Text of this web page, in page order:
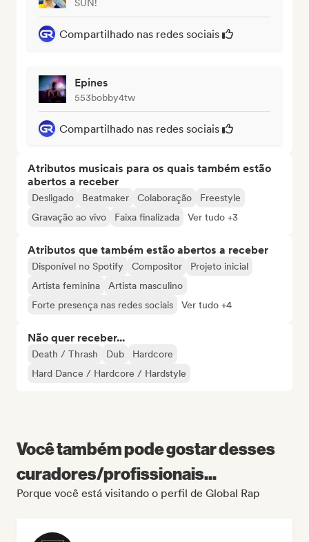
SUN!
Compartilhado nas redes sociais
Epines
553bobby4tw
Compartilhado nas redes sociais
Atributos musicais para os quais também estão
abertos a receber
Desligado Beatmaker Colaboração
Freestyle
Gravação ao vivo
Faixa finalizada Ver tudo +3
Atributos que também estão abertos a receber
Disponível no Spotify Compositor
Projeto inicial
Artista feminina
Artista masculino
Forte presença nas redes sociais
Ver tudo +4
Não quer receber...
Death / Thrash Dub
Hardcore
Hard Dance / Hardcore / Hardstyle
Você também pode gostar desses
curadores/profissionais...
Porque você está visitando o perfil de Global Rap